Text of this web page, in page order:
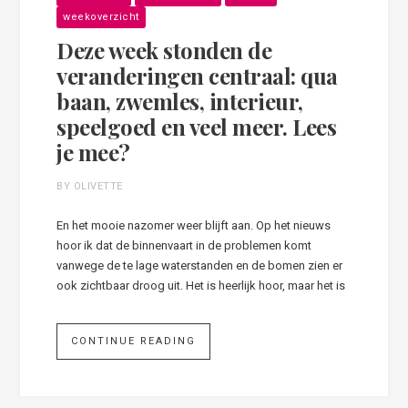
weekoverzicht
Deze week stonden de
veranderingen centraal: qua
baan, zwemles, interieur,
speelgoed en veel meer. Lees
je mee?
BY OLIVETTE
En het mooie nazomer weer blijft aan. Op het nieuws
hoor ik dat de binnenvaart in de problemen komt
vanwege de te lage waterstanden en de bomen zien er
ook zichtbaar droog uit. Het is heerlijk hoor, maar het is
CONTINUE READING